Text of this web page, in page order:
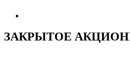
ЗАКРЫТОЕ